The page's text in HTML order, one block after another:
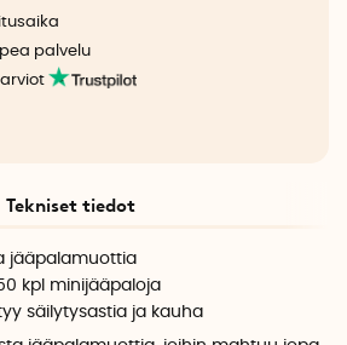
palvelu
Tekniset tiedot
jääpalamuottia
kpl minijääpaloja
säilytysastia ja kauha